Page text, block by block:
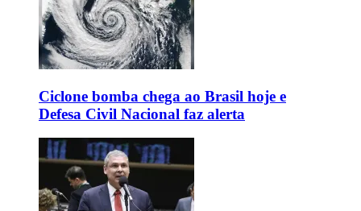
Ciclone bomba chega ao Brasil hoje e
Defesa Civil Nacional faz alerta